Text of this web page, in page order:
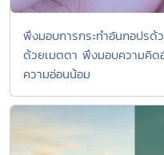
พึงมอบการกระทำอันกอปร
ด้วยเมตตา พึงมอบความคิด
ความอ่อนน้อม